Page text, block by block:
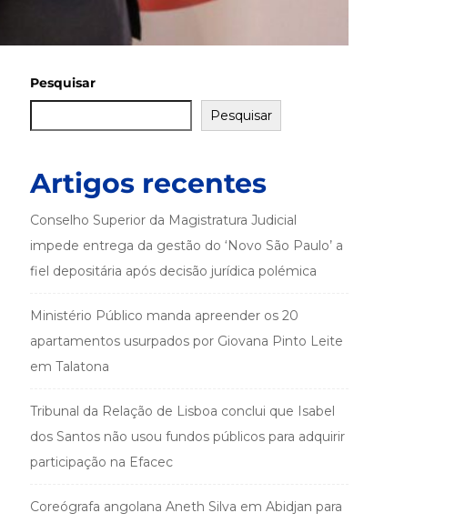
Pesquisar
Pesquisar
Artigos recentes
Conselho Superior da Magistratura Judicial
impede entrega da gestão do ‘Novo São Paulo’ a
fiel depositária após decisão jurídica polémica
Ministério Público manda apreender os 20
apartamentos usurpados por Giovana Pinto Leite
em Talatona
Tribunal da Relação de Lisboa conclui que Isabel
dos Santos não usou fundos públicos para adquirir
participação na Efacec
Coreógrafa angolana Aneth Silva em Abidjan para